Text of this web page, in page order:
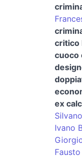
critico
cuoco
ex
Ivano